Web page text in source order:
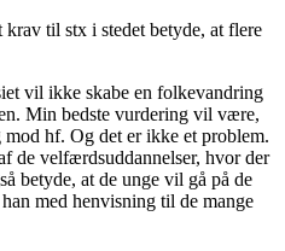
til stx i stedet betyde, at flere
vil ikke skabe en folkevandring
Min bedste vurdering vil være,
hf. Og det er ikke et problem.
de velfærdsuddannelser, hvor der
betyde, at de unge vil gå på de
med henvisning til de mange